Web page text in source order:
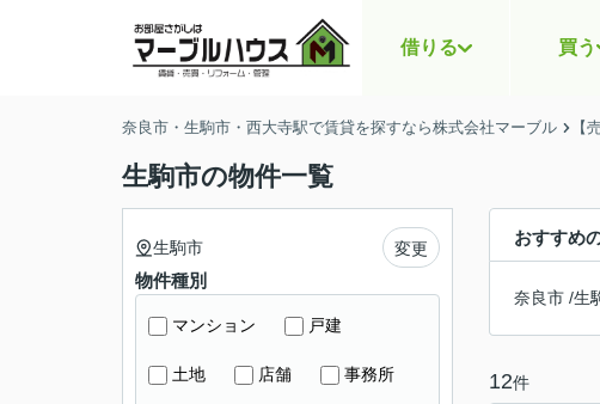
借りる 買う
奈良市・生駒市・西大寺駅で賃貸を探すなら株式会社マーブル 【
生駒市の物件一覧
おすすめ
奈良市 /生
12件
生駒市 変更
物件種別
マンション 戸建
土地 店舗 事務所